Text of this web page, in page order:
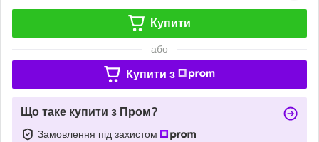
Купити
або
Купити з
Що таке купити з Пром?
Замовлення під захистом